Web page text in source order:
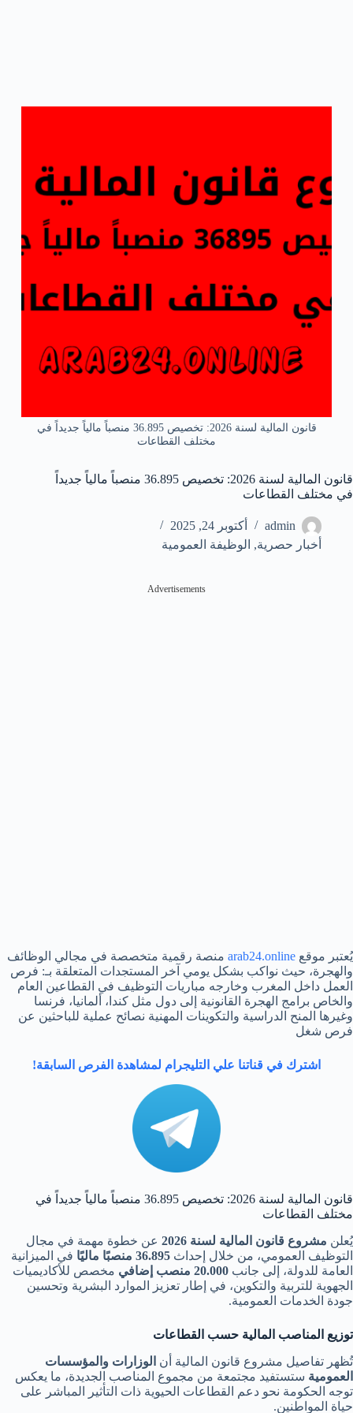
قانون المالية لسنة 2026: تخصيص 36.895 منصباً مالياً جديداً في
مختلف القطاعات
قانون المالية لسنة 2026: تخصيص 36.895 منصباً مالياً جديداً
في مختلف القطاعات
admin
أكتوبر 24, 2025
أخبار حصرية, الوظيفة العمومية
Advertisements
يُعتبر موقع arab24.online منصة رقمية متخصصة في مجالي الوظائف
والهجرة، حيث نواكب بشكل يومي آخر المستجدات المتعلقة بـ: فرص
العمل داخل المغرب وخارجه مباريات التوظيف في القطاعين العام
والخاص برامج الهجرة القانونية إلى دول مثل كندا، ألمانيا، فرنسا
وغيرها المنح الدراسية والتكوينات المهنية نصائح عملية للباحثين عن
فرص شغل
اشترك في قناتنا علي التليجرام لمشاهدة الفرص السابقة!
قانون المالية لسنة 2026: تخصيص 36.895 منصباً مالياً جديداً في
مختلف القطاعات
يُعلن مشروع قانون المالية لسنة 2026
عن خطوة مهمة في مجال
التوظيف العمومي، من خلال إحداث 36.895 منصبًا ماليًا
في الميزانية
العامة للدولة، إلى جانب 20.000 منصب إضافي
مخصص للأكاديميات
الجهوية للتربية والتكوين، في إطار تعزيز الموارد البشرية وتحسين
جودة الخدمات العمومية.
توزيع المناصب المالية حسب القطاعات
تُظهر تفاصيل مشروع قانون المالية أن الوزارات والمؤسسات
العمومية ستستفيد مجتمعة من مجموع المناصب الجديدة، ما يعكس
توجه الحكومة نحو دعم القطاعات الحيوية ذات التأثير المباشر على
حياة المواطنين.